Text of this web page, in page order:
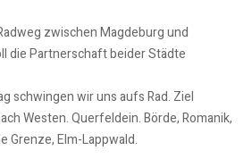
zwischen Magdeburg und
die Partnerschaft beider Städte
schwingen wir uns aufs Rad. Ziel
Westen. Querfeldein. Börde, Romanik,
Grenze, Elm-Lappwald.